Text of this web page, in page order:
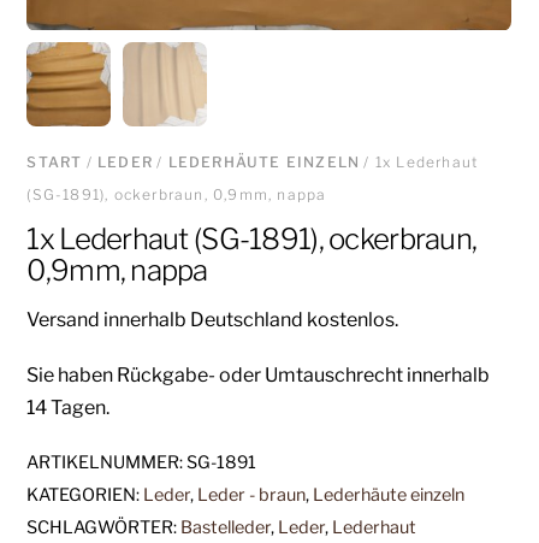
START / LEDER / LEDERHÄUTE EINZELN / 1x Lederhaut
(SG-1891), ockerbraun, 0,9mm, nappa
1x Lederhaut (SG-1891), ockerbraun,
0,9mm, nappa
Versand innerhalb Deutschland kostenlos.
Sie haben Rückgabe- oder Umtauschrecht innerhalb
14 Tagen.
ARTIKELNUMMER:SG-1891
KATEGORIEN: Leder, Leder - braun, Lederhäute einzeln
SCHLAGWÖRTER: Bastelleder, Leder, Lederhaut